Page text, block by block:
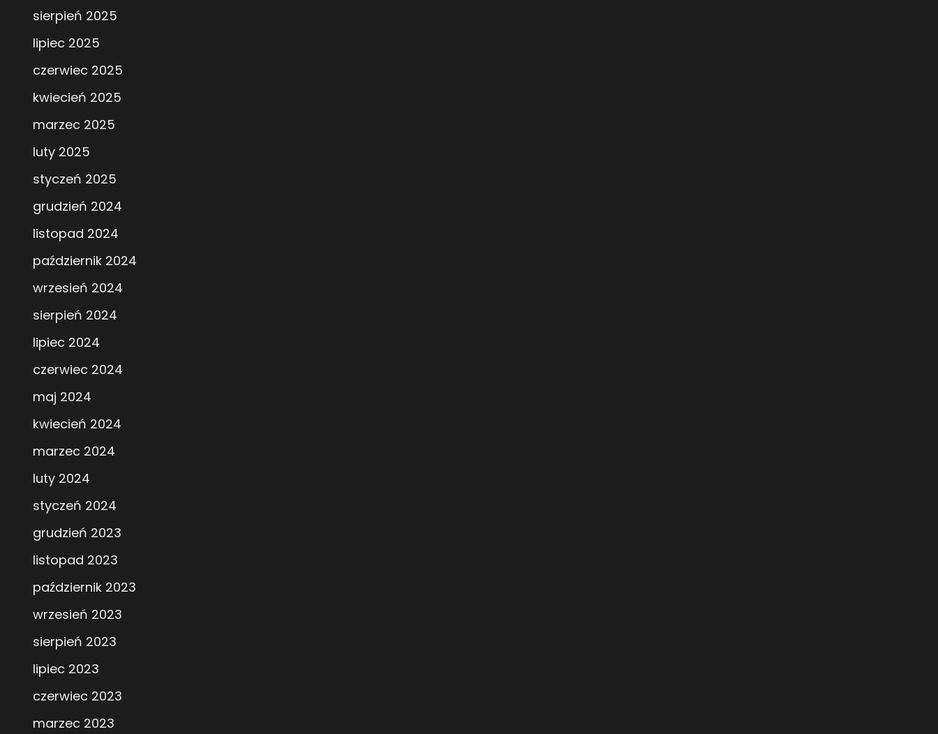
sierpień 2025
lipiec 2025
czerwiec 2025
kwiecień 2025
marzec 2025
luty 2025
styczeń 2025
grudzień 2024
listopad 2024
październik 2024
wrzesień 2024
sierpień 2024
lipiec 2024
czerwiec 2024
maj 2024
kwiecień 2024
marzec 2024
luty 2024
styczeń 2024
grudzień 2023
listopad 2023
październik 2023
wrzesień 2023
sierpień 2023
lipiec 2023
czerwiec 2023
marzec 2023